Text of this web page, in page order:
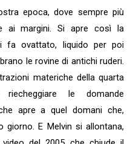
epoca, dove sempre più
ai margini. Si apre così la
fa ovattato, liquido per poi
le rovine di antichi ruderi.
materiche della quarta
le domande
apre a quel domani che,
E Melvin si allontana,